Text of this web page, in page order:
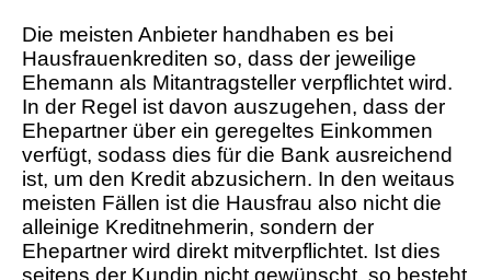
Die meisten Anbieter handhaben es bei
Hausfrauenkrediten so, dass der jeweilige
Ehemann als Mitantragsteller verpflichtet wird.
In der Regel ist davon auszugehen, dass der
Ehepartner über ein geregeltes Einkommen
verfügt, sodass dies für die Bank ausreichend
ist, um den Kredit abzusichern. In den weitaus
meisten Fällen ist die Hausfrau also nicht die
alleinige Kreditnehmerin, sondern der
Ehepartner wird direkt mitverpflichtet. Ist dies